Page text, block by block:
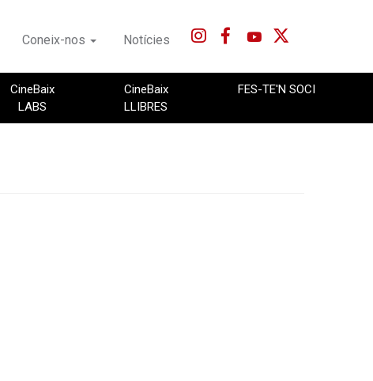
Coneix-nos Notícies
CineBaix
LABS
CineBaix
LLIBRES
FES-TE'N SOCI